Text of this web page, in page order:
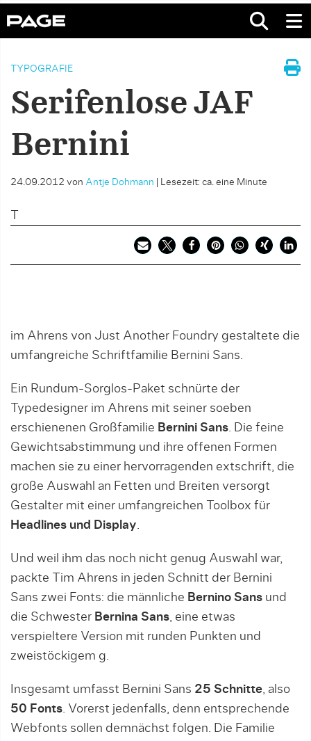
TYPOGRAFIE
Serifenlose JAF
Bernini
24.09.2012 von Antje Dohmann Lesezeit: ca. eine Minute
im Ahrens von Just Another Foundry gestaltete die
umfangreiche Schriftfamilie Bernini Sans.
Ein Rundum-Sorglos-Paket schnürte der
Typedesigner im Ahrens mit seiner soeben
erschienenen Großfamilie Bernini Sans. Die feine
Gewichtsabstimmung und ihre offenen Formen
machen sie zu einer hervorragenden extschrift, die
große Auswahl an Fetten und Breiten versorgt
Gestalter mit einer umfangreichen Toolbox für
Headlines und Display.
Und weil ihm das noch nicht genug Auswahl war,
packte Tim Ahrens in jeden Schnitt der Bernini
Sans zwei Fonts: die männliche Bernino Sans und
die Schwester Bernina Sans, eine etwas
verspieltere Version mit runden Punkten und
zweistöckigem g.
Insgesamt umfasst Bernini Sans 25 Schnitte, also
50 Fonts. Vorerst jedenfalls, denn entsprechende
Webfonts sollen demnächst folgen. Die Familie